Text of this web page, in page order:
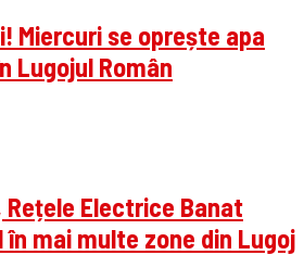
Miercuri se oprește apa
Lugojul Român
Electrice Banat
mai multe zone din Lugoj